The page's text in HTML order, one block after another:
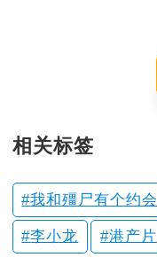
相关标签
我和殭尸有个约会
李小龙 港产片